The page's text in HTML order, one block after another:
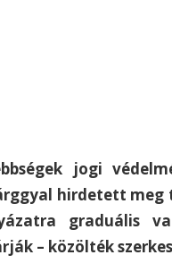
jogi
hirdetett meg
graduális
– közölték